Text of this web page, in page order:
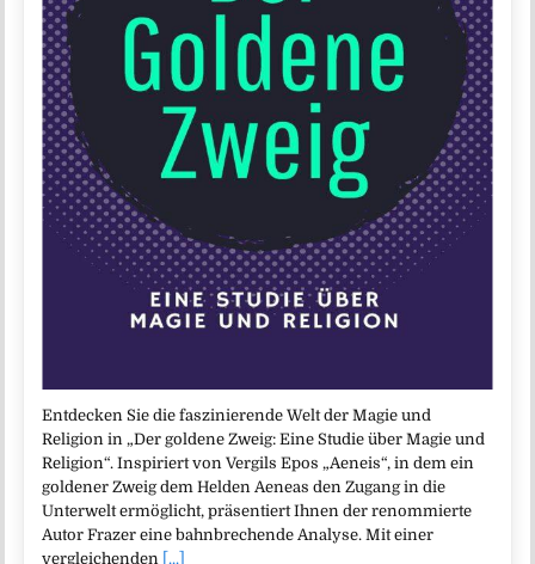
Entdecken Sie die faszinierende Welt der Magie und
Religion in „Der goldene Zweig: Eine Studie über Magie und
Religion“. Inspiriert von Vergils Epos „Aeneis“, in dem ein
goldener Zweig dem Helden Aeneas den Zugang in die
Unterwelt ermöglicht, präsentiert Ihnen der renommierte
Autor Frazer eine bahnbrechende Analyse. Mit einer
vergleichenden [...]